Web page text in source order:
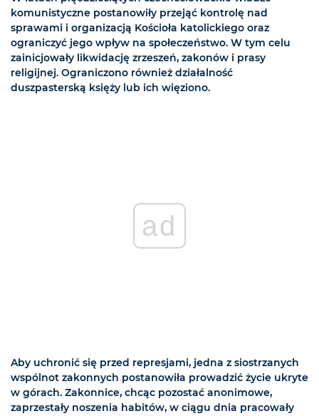
komunistyczne postanowiły przejąć kontrolę nad
sprawami i organizacją Kościoła katolickiego oraz
ograniczyć jego wpływ na społeczeństwo. W tym celu
zainicjowały likwidację zrzeszeń, zakonów i prasy
religijnej. Ograniczono również działalność
duszpasterską księży lub ich więziono.
ad
Aby uchronić się przed represjami, jedna z siostrzanych
wspólnot zakonnych postanowiła prowadzić życie ukryte
w górach. Zakonnice, chcąc pozostać anonimowe,
zaprzestały noszenia habitów, w ciągu dnia pracowały